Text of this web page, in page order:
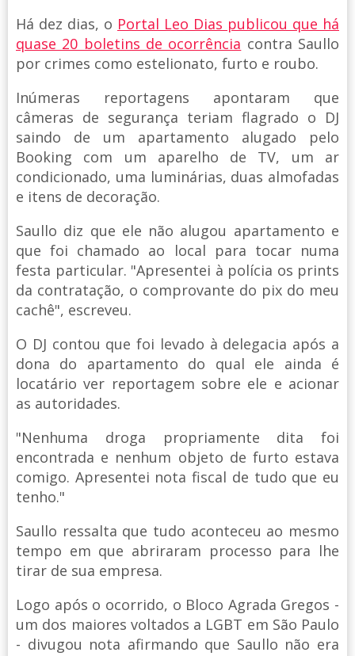
Há dez dias, o Portal Leo Dias publicou que há
quase 20 boletins de ocorrência contra Saullo
por crimes como estelionato, furto e roubo.
Inúmeras reportagens apontaram que
câmeras de segurança teriam flagrado o DJ
saindo de um apartamento alugado pelo
Booking com um aparelho de TV, um ar
condicionado, uma luminárias, duas almofadas
e itens de decoração.
Saullo diz que ele não alugou apartamento e
que foi chamado ao local para tocar numa
festa particular. "Apresentei à polícia os prints
da contratação, o comprovante do pix do meu
cachê", escreveu.
O DJ contou que foi levado à delegacia após a
dona do apartamento do qual ele ainda é
locatário ver reportagem sobre ele e acionar
as autoridades.
"Nenhuma droga propriamente dita foi
encontrada e nenhum objeto de furto estava
comigo. Apresentei nota fiscal de tudo que eu
tenho."
Saullo ressalta que tudo aconteceu ao mesmo
tempo em que abriraram processo para lhe
tirar de sua empresa.
Logo após o ocorrido, o Bloco Agrada Gregos -
um dos maiores voltados a LGBT em São Paulo
- divugou nota afirmando que Saullo não era